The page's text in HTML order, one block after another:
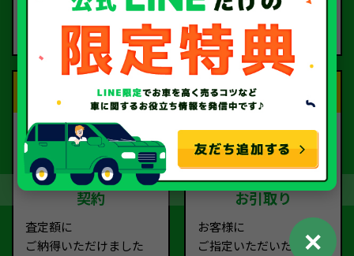
ご依頼ください。
お電話で回答いたしま
す。
Step.3
契約
査定額に
ご納得いただけました
Step.4
お引取り
お客様に
ご指定いただいた場所ま
✕